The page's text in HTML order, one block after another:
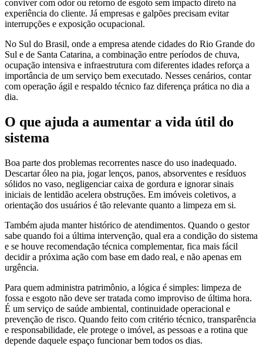
conviver com odor ou retorno de esgoto sem impacto direto na
experiência do cliente. Já empresas e galpões precisam evitar
interrupções e exposição ocupacional.
No Sul do Brasil, onde a empresa atende cidades do Rio Grande do
Sul e de Santa Catarina, a combinação entre períodos de chuva,
ocupação intensiva e infraestrutura com diferentes idades reforça a
importância de um serviço bem executado. Nesses cenários, contar
com operação ágil e respaldo técnico faz diferença prática no dia a
dia.
O que ajuda a aumentar a vida útil do
sistema
Boa parte dos problemas recorrentes nasce do uso inadequado.
Descartar óleo na pia, jogar lenços, panos, absorventes e resíduos
sólidos no vaso, negligenciar caixa de gordura e ignorar sinais
iniciais de lentidão acelera obstruções. Em imóveis coletivos, a
orientação dos usuários é tão relevante quanto a limpeza em si.
Também ajuda manter histórico de atendimentos. Quando o gestor
sabe quando foi a última intervenção, qual era a condição do sistema
e se houve recomendação técnica complementar, fica mais fácil
decidir a próxima ação com base em dado real, e não apenas em
urgência.
Para quem administra patrimônio, a lógica é simples: limpeza de
fossa e esgoto não deve ser tratada como improviso de última hora.
É um serviço de saúde ambiental, continuidade operacional e
prevenção de risco. Quando feito com critério técnico, transparência
e responsabilidade, ele protege o imóvel, as pessoas e a rotina que
depende daquele espaço funcionar bem todos os dias.